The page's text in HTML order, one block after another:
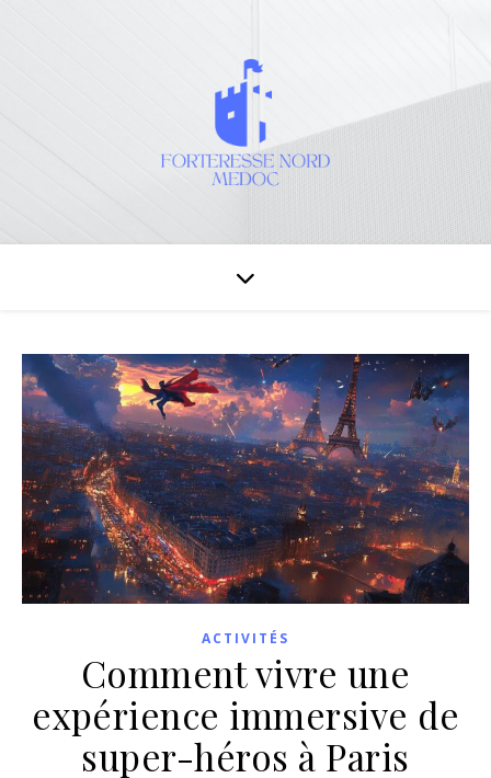
ACTIVITÉS
Comment vivre une
expérience immersive de
super-héros à Paris